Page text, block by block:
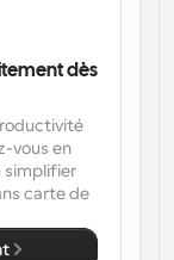
appels
et mises à
dès
vous en
simplifier
carte de